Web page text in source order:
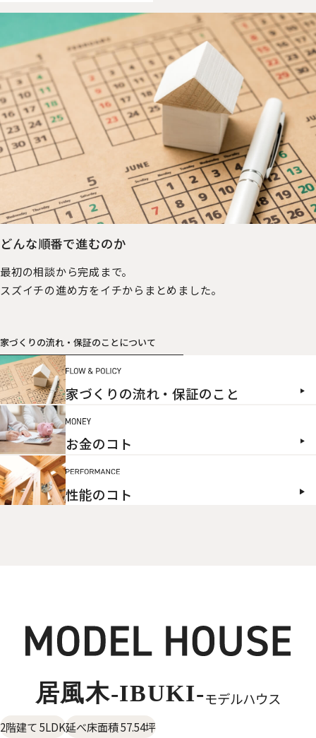
家づくりの流れ・保証のこと
お金のコト
性能のコト
どんな順番で進むのか
最初の相談から完成まで。
スズイチの進め方をイチからまとめました。
家づくりの流れ・保証のことについて
居風木-IBUKI-モデルハウス
2階建て 5LDK延べ床面積 57.54坪